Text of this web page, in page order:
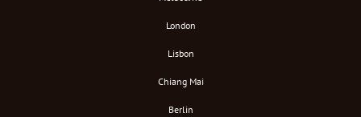
London
Lisbon
Chiang Mai
Berlin